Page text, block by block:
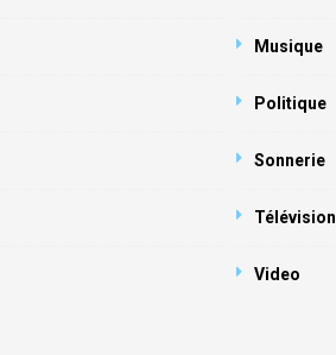
Musique
Politique
Sonnerie
Télévision
Video